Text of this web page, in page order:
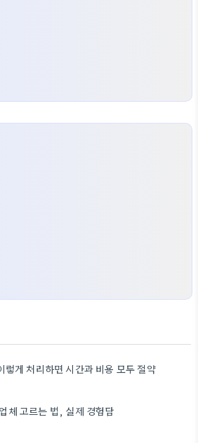
렇게 처리하면 시간과 비용 모두 절약
체 고르는 법, 실제 경험담